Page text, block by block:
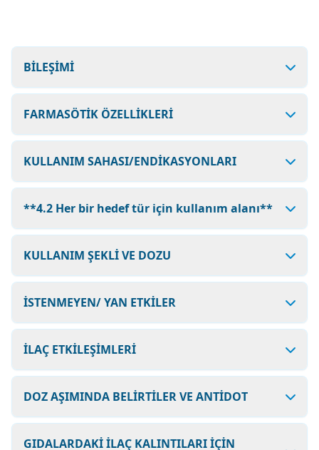
BİLEŞİMİ
FARMASÖTİK ÖZELLİKLERİ
KULLANIM SAHASI/ENDİKASYONLARI
**4.2 Her bir hedef tür için kullanım alanı**
KULLANIM ŞEKLİ VE DOZU
İSTENMEYEN/ YAN ETKİLER
İLAÇ ETKİLEŞİMLERİ
DOZ AŞIMINDA BELİRTİLER VE ANTİDOT
GIDALARDAKİ İLAÇ KALINTILARI İÇİN